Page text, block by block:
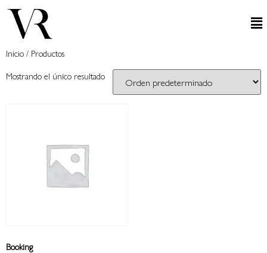
Inicio/ Productos
Mostrando el único resultado
Booking